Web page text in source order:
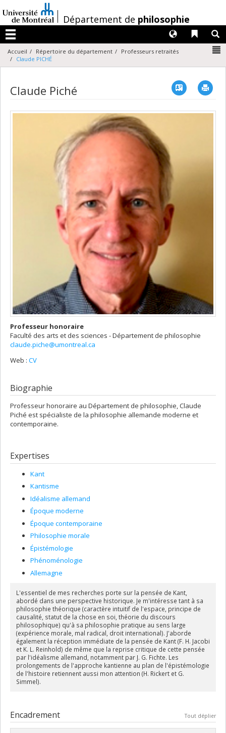
au
contenu
/Département de philosophie
Menu
Liens
Langues
Accueil Répertoire du département
Professeurs retraités
Claude PICHÉ
Claude Piché Vcard
Professeur honoraire
Faculté des arts et des sciences - Département de philosophie
claude.piche@umontreal.ca
Web : CV
Biographie
Professeur honoraire au Département de philosophie, Claude
Piché est spécialiste de la philosophie allemande moderne et
contemporaine.
Expertises
Kant
Kantisme
Idéalisme allemand
Époque moderne
Époque contemporaine
Philosophie morale
Épistémologie
Phénoménologie
Allemagne
L'essentiel de mes recherches porte sur la pensée de Kant,
abordé dans une perspective historique. Je m'intéresse tant à sa
philosophie théorique (caractère intuitif de l'espace, principe de
causalité, statut de la chose en soi, théorie du discours
philosophique) qu'à sa philosophie pratique au sens large
(expérience morale, mal radical, droit international). J'aborde
également la réception immédiate de la pensée de Kant (F. H. Jacobi
et K. L. Reinhold) de même que la reprise critique de cette pensée
par l'idéalisme allemand, notamment par J. G. Fichte. Les
prolongements de l'approche kantienne au plan de l'épistémologie
de l'histoire retiennent aussi mon attention (H. Rickert et G.
Simmel).
Encadrement Tout déplier